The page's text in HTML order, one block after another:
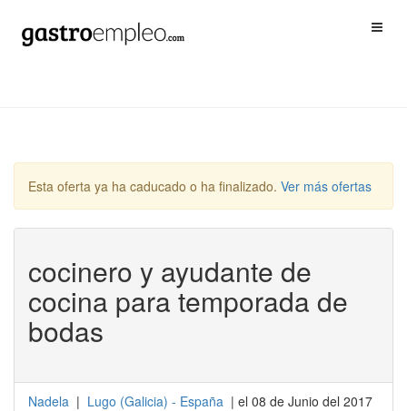
Esta oferta ya ha caducado o ha finalizado. Ver más ofertas
cocinero y ayudante de
cocina para temporada de
bodas
Nadela | Lugo (Galicia) - España | el 08 de Junio del 2017